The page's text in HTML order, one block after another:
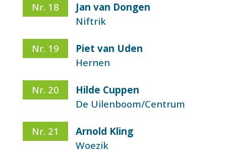
Nr. 18
Jan van Dongen
Niftrik
Nr. 19
Piet van Uden
Hernen
Nr. 20
Hilde Cuppen
De Uilenboom/Centrum
Nr. 21
Arnold Kling
Woezik